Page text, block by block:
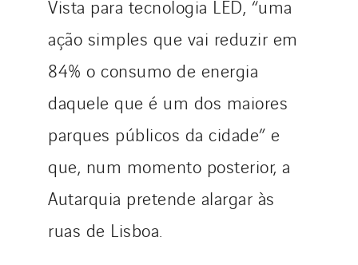
Vista para tecnologia LED, “uma
ação simples que vai reduzir em
84% o consumo de energia
daquele que é um dos maiores
parques públicos da cidade” e
que, num momento posterior, a
Autarquia pretende alargar às
ruas de Lisboa.